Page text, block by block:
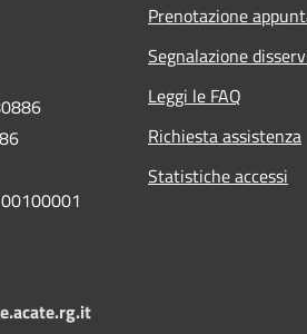
Prenotazione
Segnalazione
Leggi le FAQ
Richiesta assistenza
Statistiche accessi